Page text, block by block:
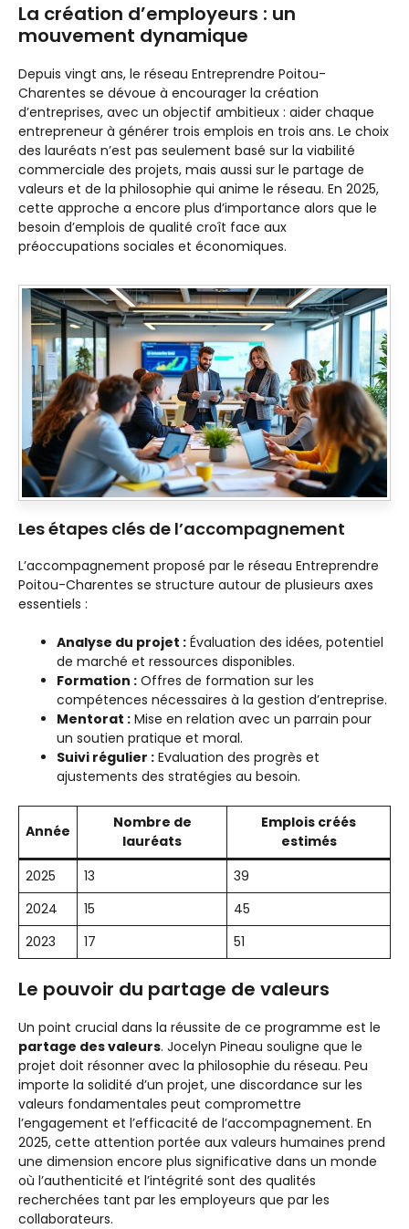
La création d’employeurs : un
mouvement dynamique
Depuis vingt ans, le réseau Entreprendre Poitou-
Charentes se dévoue à encourager la création
d’entreprises, avec un objectif ambitieux : aider chaque
entrepreneur à générer trois emplois en trois ans. Le choix
des lauréats n’est pas seulement basé sur la viabilité
commerciale des projets, mais aussi sur le partage de
valeurs et de la philosophie qui anime le réseau. En 2025,
cette approche a encore plus d’importance alors que le
besoin d’emplois de qualité croît face aux
préoccupations sociales et économiques.
Les étapes clés de l’accompagnement
L’accompagnement proposé par le réseau Entreprendre
Poitou-Charentes se structure autour de plusieurs axes
essentiels :
Analyse du projet : Évaluation des idées, potentiel
de marché et ressources disponibles.
Formation : Offres de formation sur les
compétences nécessaires à la gestion d’entreprise.
Mentorat : Mise en relation avec un parrain pour
un soutien pratique et moral.
Suivi régulier : Evaluation des progrès et
ajustements des stratégies au besoin.
Année
Nombre de
lauréats
Emplois créés
estimés
2025
13
39
2024
15
45
2023
17 51
Le pouvoir du partage de valeurs
Un point crucial dans la réussite de ce programme est le
partage des valeurs. Jocelyn Pineau souligne que le
projet doit résonner avec la philosophie du réseau. Peu
importe la solidité d’un projet, une discordance sur les
valeurs fondamentales peut compromettre
l’engagement et l’efficacité de l’accompagnement. En
2025, cette attention portée aux valeurs humaines prend
une dimension encore plus significative dans un monde
où l’authenticité et l’intégrité sont des qualités
recherchées tant par les employeurs que par les
collaborateurs.